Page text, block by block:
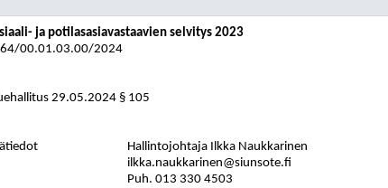
ja potilasasiavastaavien selvitys 2023
00.01.03.00/2024
29.05.2024 § 105
Hallintojohtaja Ilkka Naukkarinen
ilkka.naukkarinen@siunsote.fi
Puh. 013 330 4503